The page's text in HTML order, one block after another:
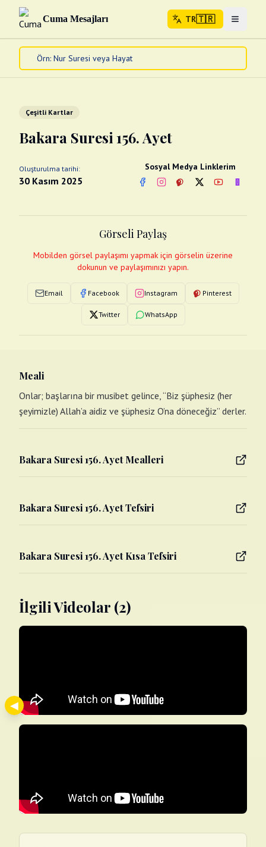
Cuma Mesajları TR🇹🇷 Menuyu
Ana Sayfa
Diğer
Abdest Videoları
Fotograflar
Çeşitli Kartlar
Bakara Suresi 156. Ayet
Oluşturulma tarihi:
30 Kasım 2025
Sosyal Medya Linklerim
FacebookInstagram
PinterestTwitterYouTube
Görseli Paylaş
Mobilden görsel paylaşımı yapmak için görselin üzerine
dokunun ve paylaşımınızı yapın.
Email Facebook Instagram Pinterest
Twitter WhatsApp
Meali
Onlar; başlarına bir musibet gelince, “Biz şüphesiz (her
şeyimizle) Allah’a aidiz ve şüphesiz O’na döneceğiz” derler.
Bakara Suresi 156. Ayet Mealleri
Bakara Suresi 156. Ayet Tefsiri
Bakara Suresi 156. Ayet Kısa Tefsiri
İlgili Videolar (2)
◀